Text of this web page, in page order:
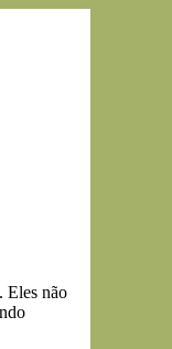
Eles não